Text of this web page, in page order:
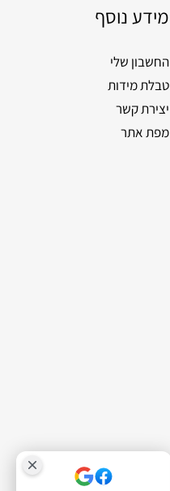
מידע נוסף
החשבון שלי
טבלת מידות
יצירת קשר
מפת אתר